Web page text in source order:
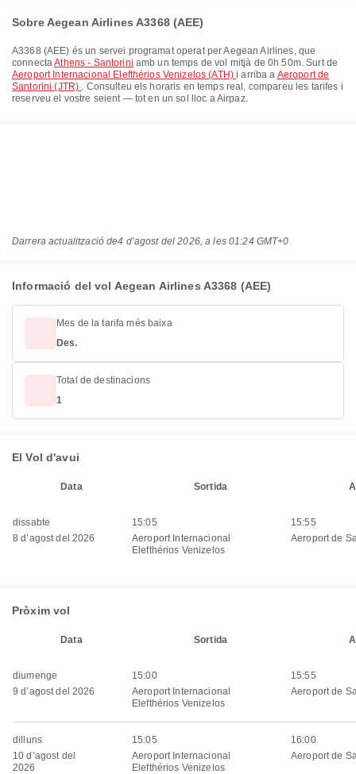
Sobre Aegean Airlines A3368 (AEE)
A3368 (AEE) és un servei programat operat perAegean Airlines, que
connectaAthens - Santorini amb un temps de vol mitjà de 0h 50m. Surt de
Aeroport Internacional Elefthérios Venizelos (ATH)i arriba a Aeroport de
Santorini (JTR) . Consulteu els horaris en temps real, compareu les tarifes i
reserveu el vostre seient — tot en un sol lloc a Airpaz.
Darrera actualització de4 d’agost del 2026, a les 01:24 GMT+0
Informació del vol Aegean Airlines A3368 (AEE)
Mes de la tarifa més baixa
Des.
Total de destinacions
1
El Vol d'avui
Data Sortida
dissabte
8 d’agost del 2026
15:05
Aeroport Internacional
Elefthérios Venizelos
15:55
Aeroport de
Pròxim vol
Data Sortida
diumenge
9 d’agost del 2026
15:00
Aeroport Internacional
Elefthérios Venizelos
15:55
Aeroport de
dilluns
10 d’agost del
2026
15:05
Aeroport Internacional
Elefthérios Venizelos
16:00
Aeroport de